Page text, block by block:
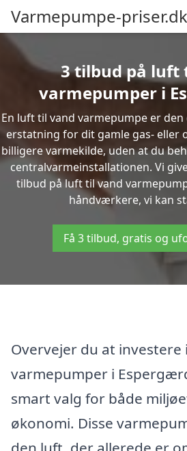
Varmepumpe-priser.dk
3 tilbud på luft
varmepumper i
En luft til vand varmepumpe er
erstatning for dit gamle gas- eller
billigere varmekilde, uden at du
centralvarmeinstallationen. Vi
tilbud på luft til vand
håndværkere, vi kan
Få 3 tilbud, gratis og
Overvejer du at investere
varmepumper i
smart valg for både
økonomi. Disse